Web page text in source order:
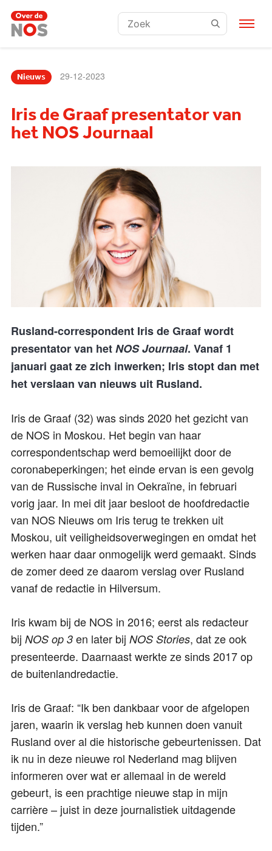
Zoeken:
Nieuws 29-12-2023
Iris de Graaf presentator van
het NOS Journaal
Rusland-correspondent Iris de Graaf wordt
presentator van hetNOS Journaal. Vanaf 1
januari gaat ze zich inwerken; Iris stopt dan met
het verslaan van nieuws uit Rusland.
Iris de Graaf (32) was sinds 2020 het gezicht van
de NOS in Moskou. Het begin van haar
correspondentschap werd bemoeilijkt door de
coronabeperkingen; het einde ervan is een gevolg
van de Russische inval in Oekraïne, in februari
vorig jaar. In mei dit jaar besloot de hoofdredactie
van NOS Nieuws om Iris terug te trekken uit
Moskou, uit veiligheidsoverwegingen en omdat het
werken haar daar onmogelijk werd gemaakt. Sinds
de zomer deed ze daarom verslag over Rusland
vanaf de redactie in Hilversum.
Iris kwam bij de NOS in 2016; eerst als redacteur
bij NOS op 3 en later bij NOS Stories, dat ze ook
presenteerde. Daarnaast werkte ze sinds 2017 op
de buitenlandredactie.
Iris de Graaf: “Ik ben dankbaar voor de afgelopen
jaren, waarin ik verslag heb kunnen doen vanuit
Rusland over al die historische gebeurtenissen. Dat
ik nu in deze nieuwe rol Nederland mag blijven
informeren over wat er allemaal in de wereld
gebeurt, is een prachtige nieuwe stap in mijn
carrière – juist in deze journalistiek uitdagende
tijden.”